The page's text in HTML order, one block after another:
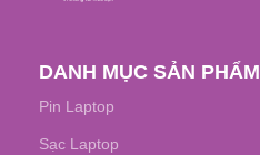
DANH MỤC SẢN PHẨM
Pin Laptop
Sạc Laptop